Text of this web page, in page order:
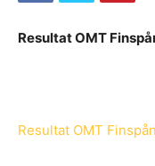
Resultat OMT
Resultat OMT